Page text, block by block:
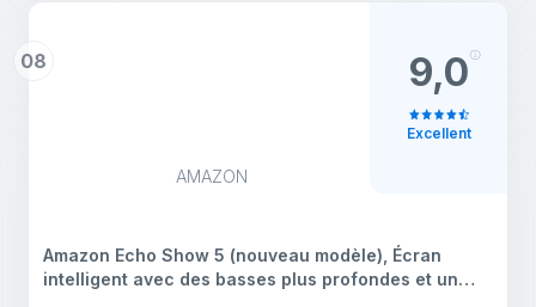
08
AMAZON
Amazon Echo Show 5 (nouveau modèle), Écran
intelligent avec des basses plus profondes et un
9,0
Excellent